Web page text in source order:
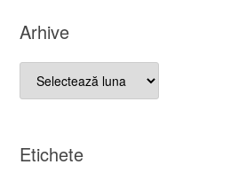
Arhive
Arhive
Etichete